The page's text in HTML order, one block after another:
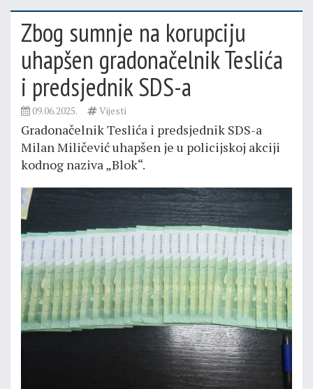
Zbog sumnje na korupciju
uhapšen gradonačelnik Teslića
i predsjednik SDS-a
09.06.2025. Vijesti
Gradonačelnik Teslića i predsjednik SDS-a
Milan Miličević uhapšen je u policijskoj akciji
kodnog naziva „Blok“.